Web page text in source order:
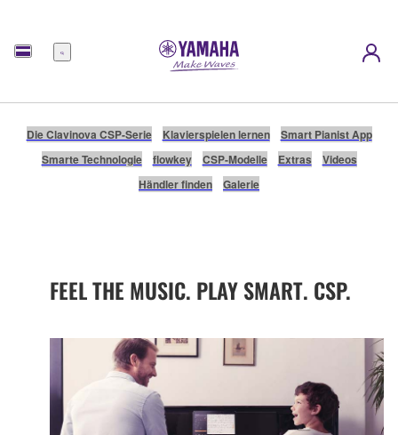
Menü
Die Clavinova CSP-Serie Klavierspielen lernen
Smart Pianist App
Smarte Technologie
flowkey CSP-Modelle Extras
Videos
Händler finden
Galerie
FEEL THE MUSIC. PLAY SMART. CSP.